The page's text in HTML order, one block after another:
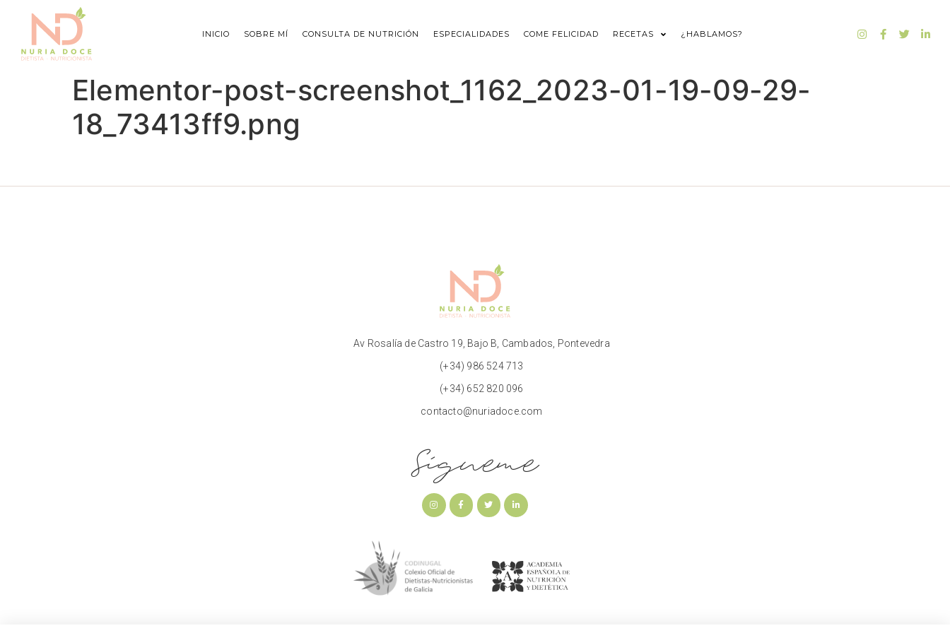
INICIO SOBRE MÍ CONSULTA DE NUTRICIÓN ESPECIALIDADES COME FELICIDAD RECETAS ¿HABLAMOS?
Elementor-post-screenshot_1162_2023-01-19-09-29-
18_73413ff9.png
Av Rosalía de Castro 19, Bajo B, Cambados, Pontevedra
(+34) 986 524 713
(+34) 652 820 096
contacto@nuriadoce.com
Sígueme